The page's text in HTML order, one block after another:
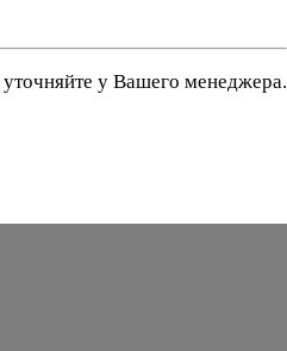
у Вашего менеджера.